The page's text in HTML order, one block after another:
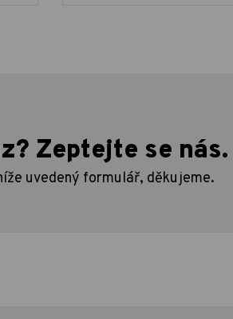
Zeptejte se nás.
uvedený formulář, děkujeme.